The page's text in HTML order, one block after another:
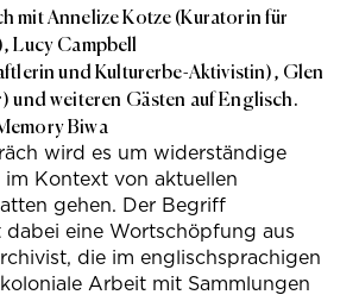
mit Annelize Kotze (Kuratorin für
Lucy Campbell
und Kulturerbe-Aktivistin), Glen
und weiteren Gästen auf Englisch.
Biwa
wird es um widerständige
Kontext von aktuellen
gehen. Der Begriff
dabei eine Wortschöpfung aus
die im englischsprachigen
Arbeit mit Sammlungen